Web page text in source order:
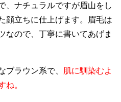
、ナチュラルですが眉山をし
顔立ちに仕上げます。眉毛は
なので、丁寧に書いてあげま
ブラウン系で、 肌に馴染むよ
ね。